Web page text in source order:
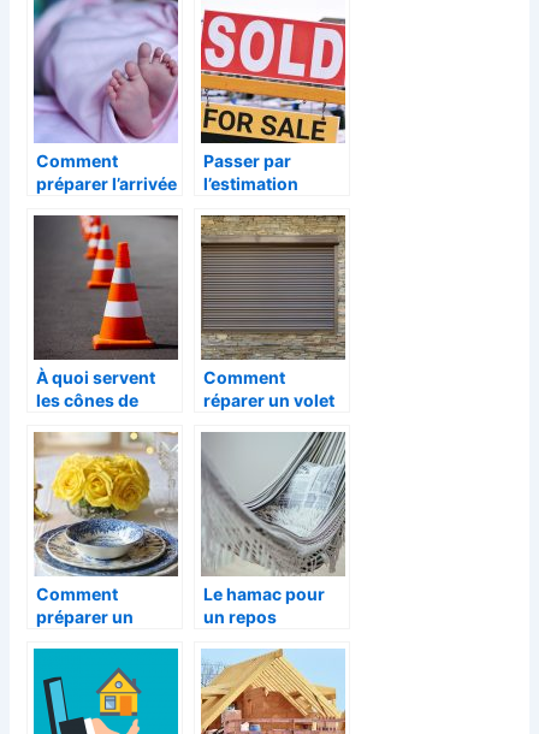
choix d’une
maison
Comment
préparer l’arrivée
Passer par
l’estimation
ligne
À quoi servent
les cônes de
comment en
choisir ?
Comment
réparer un volet
Comment
préparer un
Le hamac pour
un repos
paisible